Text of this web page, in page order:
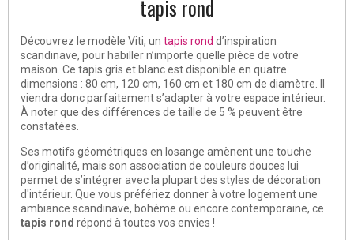
tapis rond
Découvrez le modèle Viti, un tapis rond d’inspiration
scandinave, pour habiller n’importe quelle pièce de votre
maison. Ce tapis gris et blanc est disponible en quatre
dimensions : 80 cm, 120 cm, 160 cm et 180 cm de diamètre. Il
viendra donc parfaitement s’adapter à votre espace intérieur.
À noter que des différences de taille de 5 % peuvent être
constatées.
Ses motifs géométriques en losange amènent une touche
d’originalité, mais son association de couleurs douces lui
permet de s’intégrer avec la plupart des styles de décoration
d'intérieur. Que vous préfériez donner à votre logement une
ambiance scandinave, bohème ou encore contemporaine, ce
tapis rond répond à toutes vos envies !